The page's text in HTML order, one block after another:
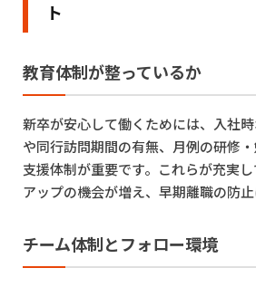
ト
教育体制が整っているか
新卒が安心して働くためには、入社
や同行訪問期間の有無、月例の研修
支援体制が重要です。これらが充実
アップの機会が増え、早期離職の防止
チーム体制とフォロー環境